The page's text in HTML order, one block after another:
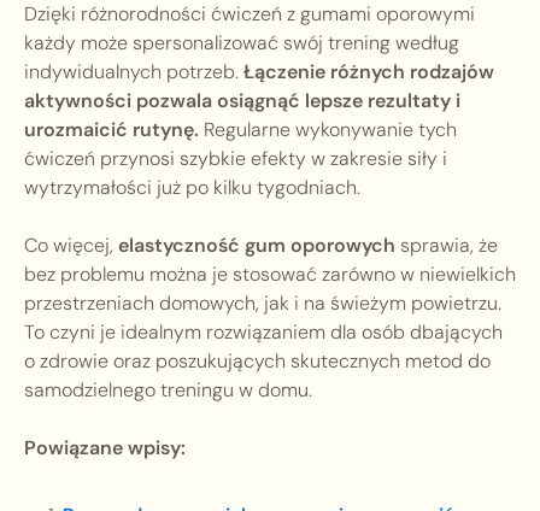
Dzięki różnorodności ćwiczeń z gumami oporowymi
każdy może spersonalizować swój trening według
indywidualnych potrzeb.Łączenie różnych rodzajów
aktywności pozwala osiągnąć lepsze rezultaty i
urozmaicić rutynę. Regularne wykonywanie tych
ćwiczeń przynosi szybkie efekty w zakresie siły i
wytrzymałości już po kilku tygodniach.
Co więcej, elastyczność gum oporowych sprawia, że
bez problemu można je stosować zarówno w niewielkich
przestrzeniach domowych, jak i na świeżym powietrzu.
To czyni je idealnym rozwiązaniem dla osób dbających
o zdrowie oraz poszukujących skutecznych metod do
samodzielnego treningu w domu.
Powiązane wpisy: